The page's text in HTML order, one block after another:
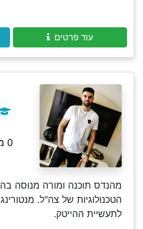
עוד פרטים
0 משובים
מהנדס תוכנה ומורה מנוסה
הטכנולוגיות של צה"ל.
לתעשיית ההייטק.